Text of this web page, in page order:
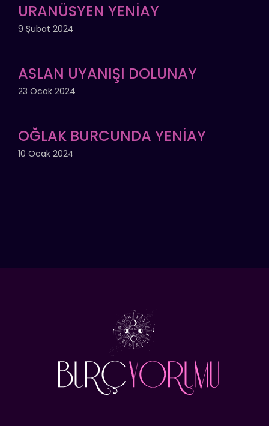
URANÜSYEN YENİAY
9 Şubat 2024
ASLAN UYANIŞI DOLUNAY
23 Ocak 2024
OĞLAK BURCUNDA YENİAY
10 Ocak 2024